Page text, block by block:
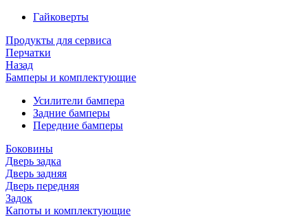
Гайковерты
Продукты для сервиса
Перчатки
Назад
Бамперы и комплектующие
Усилители бампера
Задние бамперы
Передние бамперы
Боковины
Дверь задка
Дверь задняя
Дверь передняя
Задок
Капоты и комплектующие